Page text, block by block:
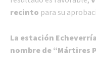
recinto para su
La estación
nombre de “Mártires